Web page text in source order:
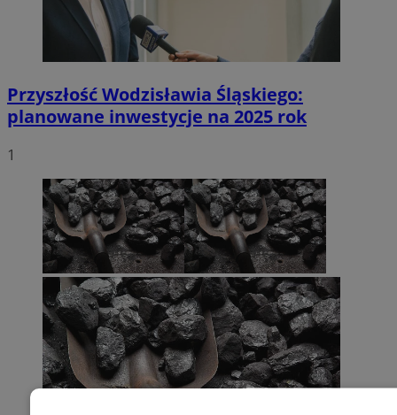
Przyszłość Wodzisławia Śląskiego:
planowane inwestycje na 2025 rok
1